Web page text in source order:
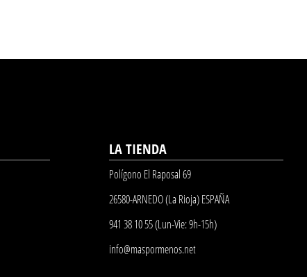
LA TIENDA
Polígono El Raposal 69
26580-ARNEDO (La Rioja) ESPAÑA
941 38 10 55 (Lun-Vie: 9h-15h)
info@maspormenos.net